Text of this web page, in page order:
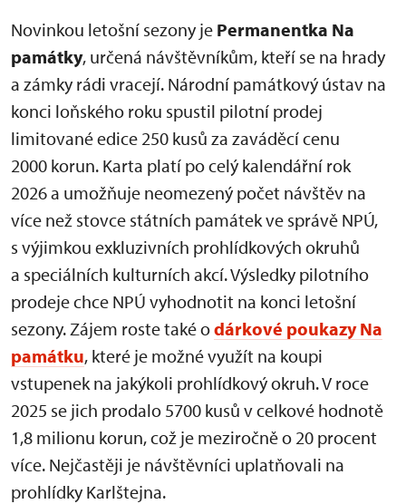
Novinkou letošní sezony je Permanentka Na
památky, určená návštěvníkům, kteří se na hrady
a zámky rádi vracejí. Národní památkový ústav na
konci loňského roku spustil pilotní prodej
limitované edice 250 kusů za zaváděcí cenu
2000 korun. Karta platí po celý kalendářní rok
2026 a umožňuje neomezený počet návštěv na
více než stovce státních památek ve správě NPÚ,
s výjimkou exkluzivních prohlídkových okruhů
a speciálních kulturních akcí. Výsledky pilotního
prodeje chce NPÚ vyhodnotit na konci letošní
sezony. Zájem roste také odárkové poukazy Na
památku, které je možné využít na koupi
vstupenek na jakýkoli prohlídkový okruh. V roce
2025 se jich prodalo 5700 kusů v celkové hodnotě
1,8 milionu korun, což je meziročně o 20 procent
více. Nejčastěji je návštěvníci uplatňovali na
prohlídky Karlštejna.